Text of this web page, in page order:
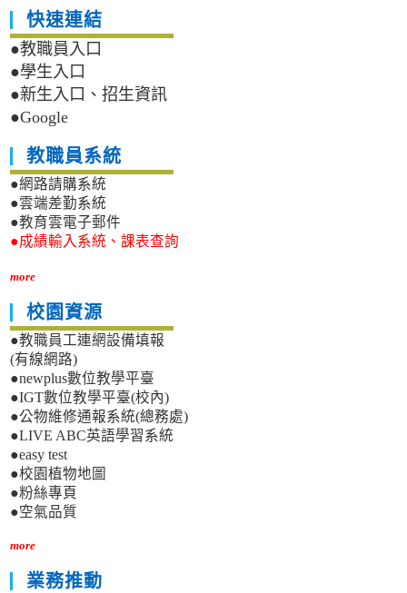
快速連結
●教職員入口
●學生入口
●新生入口、招生資訊
●Google
教職員系統
●網路請購系統
●雲端差勤系統
●教育雲電子郵件
●成績輸入系統、課表查詢
more
校園資源
●教職員工連網設備填報
(有線網路)
●newplus數位教學平臺
●IGT數位教學平臺(校內)
●公物維修通報系統(總務處)
●LIVE ABC英語學習系統
●easy test
●校園植物地圖
●粉絲專頁
●空氣品質
more
業務推動